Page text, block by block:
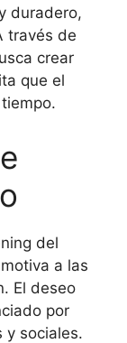
duradero,
través de
crear
que el
del
a las
El deseo
por
y sociales.